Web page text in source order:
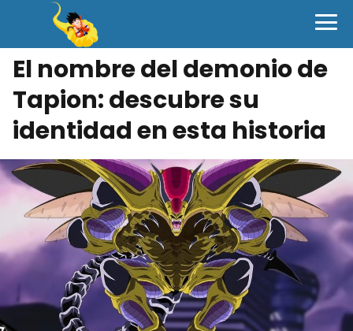
El nombre del demonio de
Tapion: descubre su
identidad en esta historia